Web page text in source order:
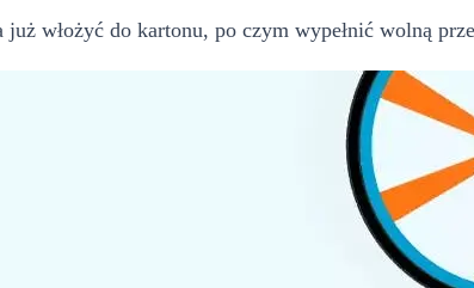
włożyć do kartonu, po czym wypełnić wolną